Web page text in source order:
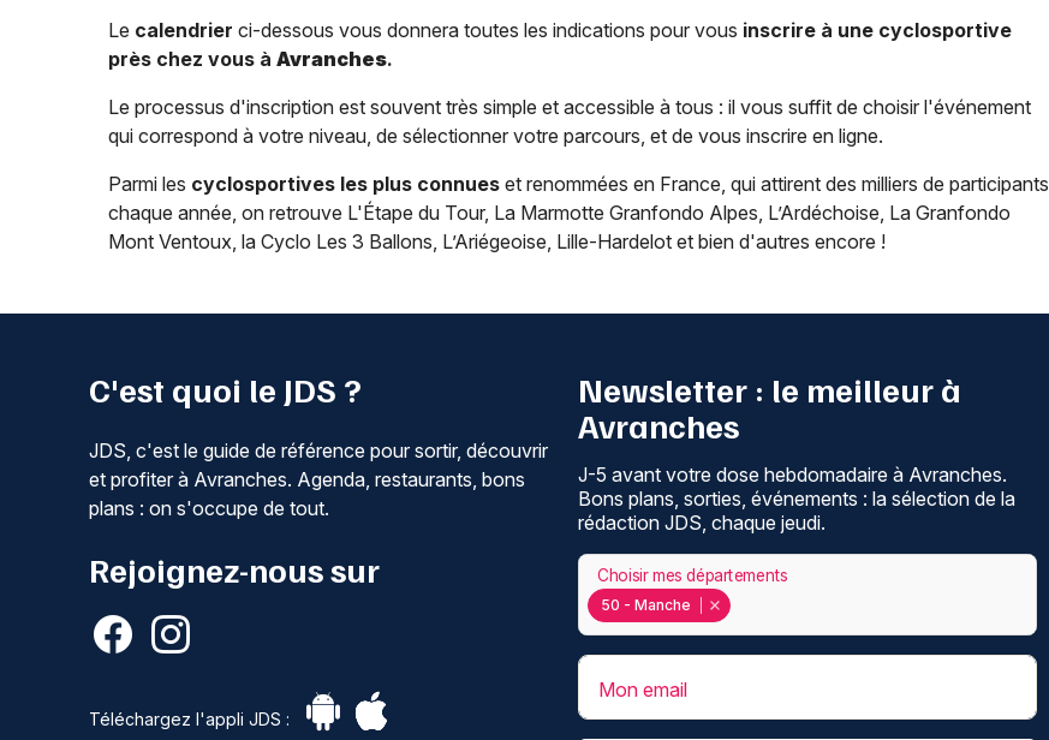
Le calendrier ci-dessous vous donnera toutes les indications pour vous inscrire à une cyclosportive
près chez vous à Avranches.
Le processus d'inscription est souvent très simple et accessible à tous : il vous suffit de choisir l'événement
qui correspond à votre niveau, de sélectionner votre parcours, et de vous inscrire en ligne.
Parmi les cyclosportives les plus connues et renommées en France, qui attirent des milliers de participants
chaque année, on retrouve L'Étape du Tour, La Marmotte Granfondo Alpes, L’Ardéchoise, La Granfondo
Mont Ventoux, la Cyclo Les 3 Ballons, L’Ariégeoise, Lille-Hardelot et bien d'autres encore !
C'est quoi le JDS ?
JDS, c'est le guide de référence pour sortir, découvrir
et profiter à Avranches. Agenda, restaurants, bons
plans : on s'occupe de tout.
Rejoignez-nous sur
Téléchargez l'appli JDS :
Newsletter : le meilleur à
Avranches
J-5 avant votre dose hebdomadaire à Avranches.
Bons plans, sorties, événements : la sélection de la
rédaction JDS, chaque jeudi.
50 - Manche
Choisir mes départements
Mon email